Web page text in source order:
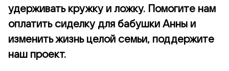
удерживать кружку и ложку. Помогите нам
оплатить сиделку для бабушки Анны и
изменить жизнь целой семьи, поддержите
наш проект.